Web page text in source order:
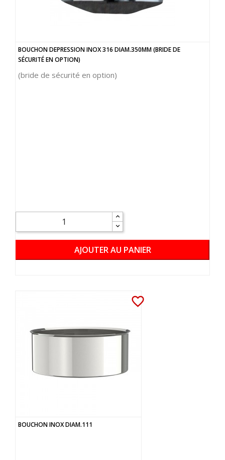
BOUCHON DEPRESSION INOX 316 DIAM.350MM (BRIDE DE
SÉCURITÉ EN OPTION)
(bride de sécurité en option)
AJOUTER AU PANIER
favorite_border
BOUCHON INOX DIAM.111